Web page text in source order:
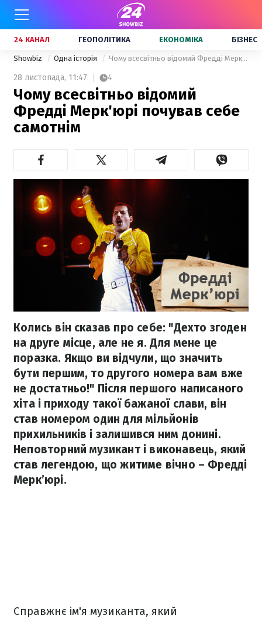
24 КАНАЛ ГЕОПОЛІТИКА ЕКОНОМІКА БІЗНЕС
Showbiz Одна історія Чому всесвітньо відомий Фредді Мерк'юрі почував себе самотнім
28 листопада, 11:47 4
Чому всесвітньо відомий
Фредді Мерк'юрі почував себе
самотнім
Колись він сказав про себе: "Дехто згоден
на друге місце, але не я. Для мене це
поразка. Якщо ви відчули, що значить
бути першим, то другого номера вам вже
не достатньо!" Після першого написаного
хіта і приходу такої бажаної слави, він
став номером один для мільйонів
прихильників і залишився ним донині.
Неповторний музикант і виконавець, який
став легендою, що житиме вічно – Фредді
Мерк’юрі.
Справжнє ім'я музиканта, який